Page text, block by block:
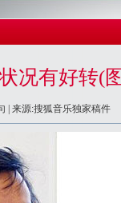
况有好转(
| 来源:搜狐音乐独家稿件